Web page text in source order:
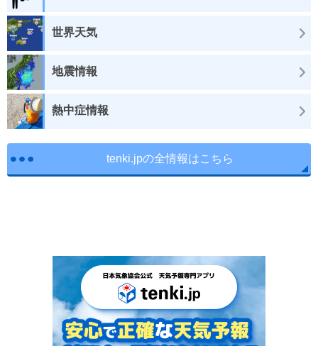
世界天気
地震情報
熱中症情報
tenki.jpの全情報はこちら